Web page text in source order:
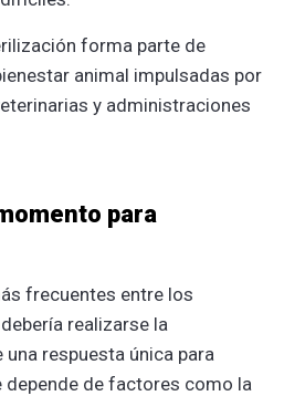
forma parte de
animal impulsadas por
y administraciones
para
frecuentes entre los
realizarse la
respuesta única para
de factores como la